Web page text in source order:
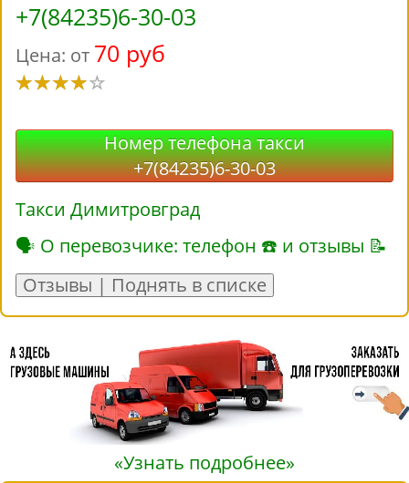
+7(84235)6-30-03
Цена: от 70 руб
Номер телефона такси
+7(84235)6-30-03
Такси Димитровград
🗣 О перевозчике: телефон ☎ и отзывы 📝
Отзывы | Поднять в списке
«Узнать подробнее»